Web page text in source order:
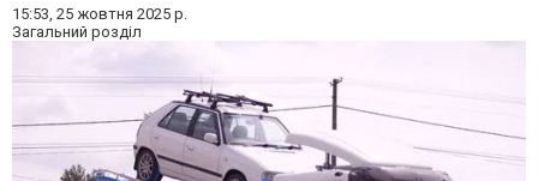
15:53, 25 жовтня 2025 р.
Загальний розділ